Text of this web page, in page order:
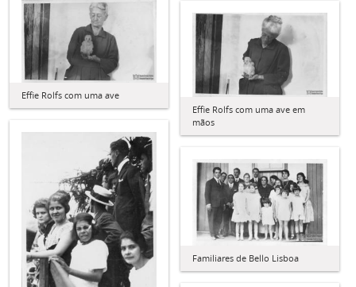
Effie Rolfs com uma ave
Effie Rolfs com uma ave em
mãos
Familiares de Bello Lisboa